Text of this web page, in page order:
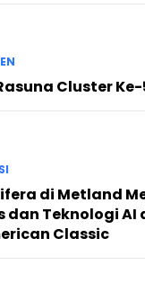
Cluster Ke-
di Metland
dan Teknologi AI
Classic